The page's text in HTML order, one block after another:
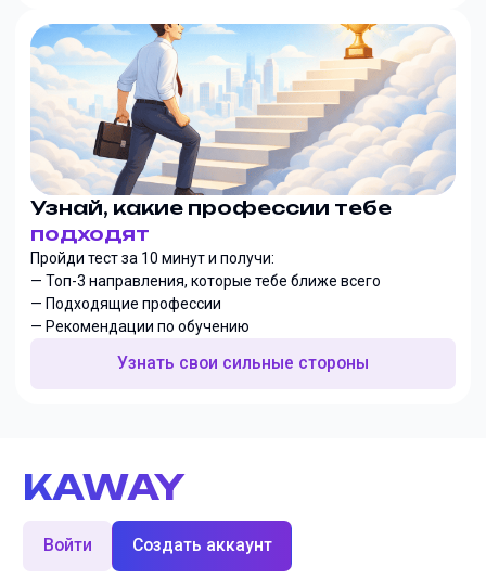
Узнай, какие профессии тебе
подходят
Пройди тест за 10 минут и получи:
— Топ-3 направления, которые тебе ближе всего
— Подходящие профессии
— Рекомендации по обучению
Узнать свои сильные стороны
KAWAY
Войти Создать аккаунт